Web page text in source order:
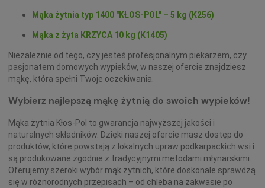
Mąka żytnia typ 1400 "KŁOS-POL" – 5 kg (K256)
Mąka z żyta KRZYCA 10 kg (K1405)
Niezależnie od tego, czy jesteś profesjonalnym piekarzem, czy
pasjonatem domowych wypieków, w naszej ofercie znajdziesz
mąkę, która spełni Twoje oczekiwania.
Wybierz najlepszą mąkę żytnią do swoich wypieków!
Mąka żytnia Kłos-Pol to gwarancja najwyższej jakości i
naturalnych składników. Dzięki naszej ofercie masz dostęp do
produktów, które powstają z lokalnych upraw podkarpackich wsi i
są produkowane zgodnie z tradycyjnymi metodami młynarskimi.
Oferujemy szeroki wybór mąk żytnich, które doskonale sprawdzą
się w różnorodnych przepisach – od chleba na zakwasie po